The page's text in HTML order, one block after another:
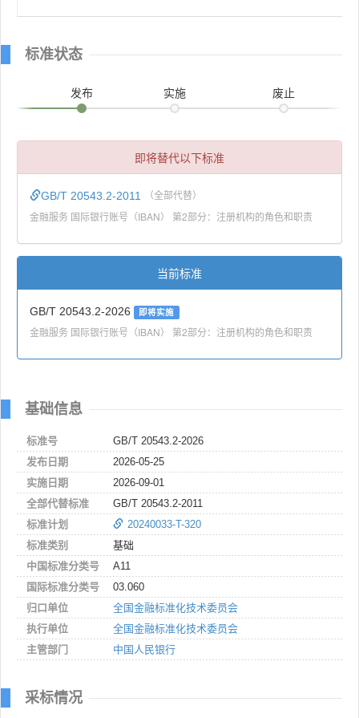
标准状态
发布 实施 废止
即将替代以下标准
GB/T 20543.2-2011 （全部代替）
金融服务 国际银行账号（IBAN） 第2部分：注册机构的角色和职责
当前标准
GB/T 20543.2-2026 即将实施
金融服务 国际银行账号（IBAN） 第2部分：注册机构的角色和职责
基础信息
标准号
GB/T 20543.2-2026
发布日期
2026-05-25
实施日期
2026-09-01
全部代替标准
GB/T 20543.2-2011
标准计划
20240033-T-320
标准类别
基础
中国标准分类号
A11
国际标准分类号
03.060
归口单位
全国金融标准化技术委员会
执行单位
全国金融标准化技术委员会
主管部门
中国人民银行
采标情况